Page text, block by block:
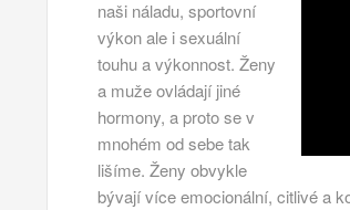
naši náladu, sportovní
výkon ale i sexuální
touhu a výkonnost. Ženy
a muže ovládají jiné
hormony, a proto se v
mnohém od sebe tak
lišíme. Ženy obvykle
bývají více emocionální, citlivé a